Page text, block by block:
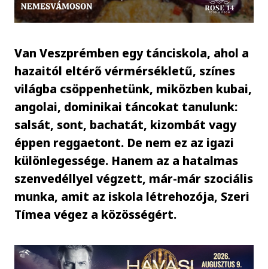
Van Veszprémben egy tánciskola, ahol a
hazaitól eltérő vérmérsékletű, színes
világba csöppenhetünk, miközben kubai,
angolai, dominikai táncokat tanulunk:
salsát, sont, bachatát, kizombát vagy
éppen reggaetont. De nem ez az igazi
különlegessége. Hanem az a hatalmas
szenvedéllyel végzett, már-már szociális
munka, amit az iskola létrehozója, Szeri
Tímea végez a közösségért.